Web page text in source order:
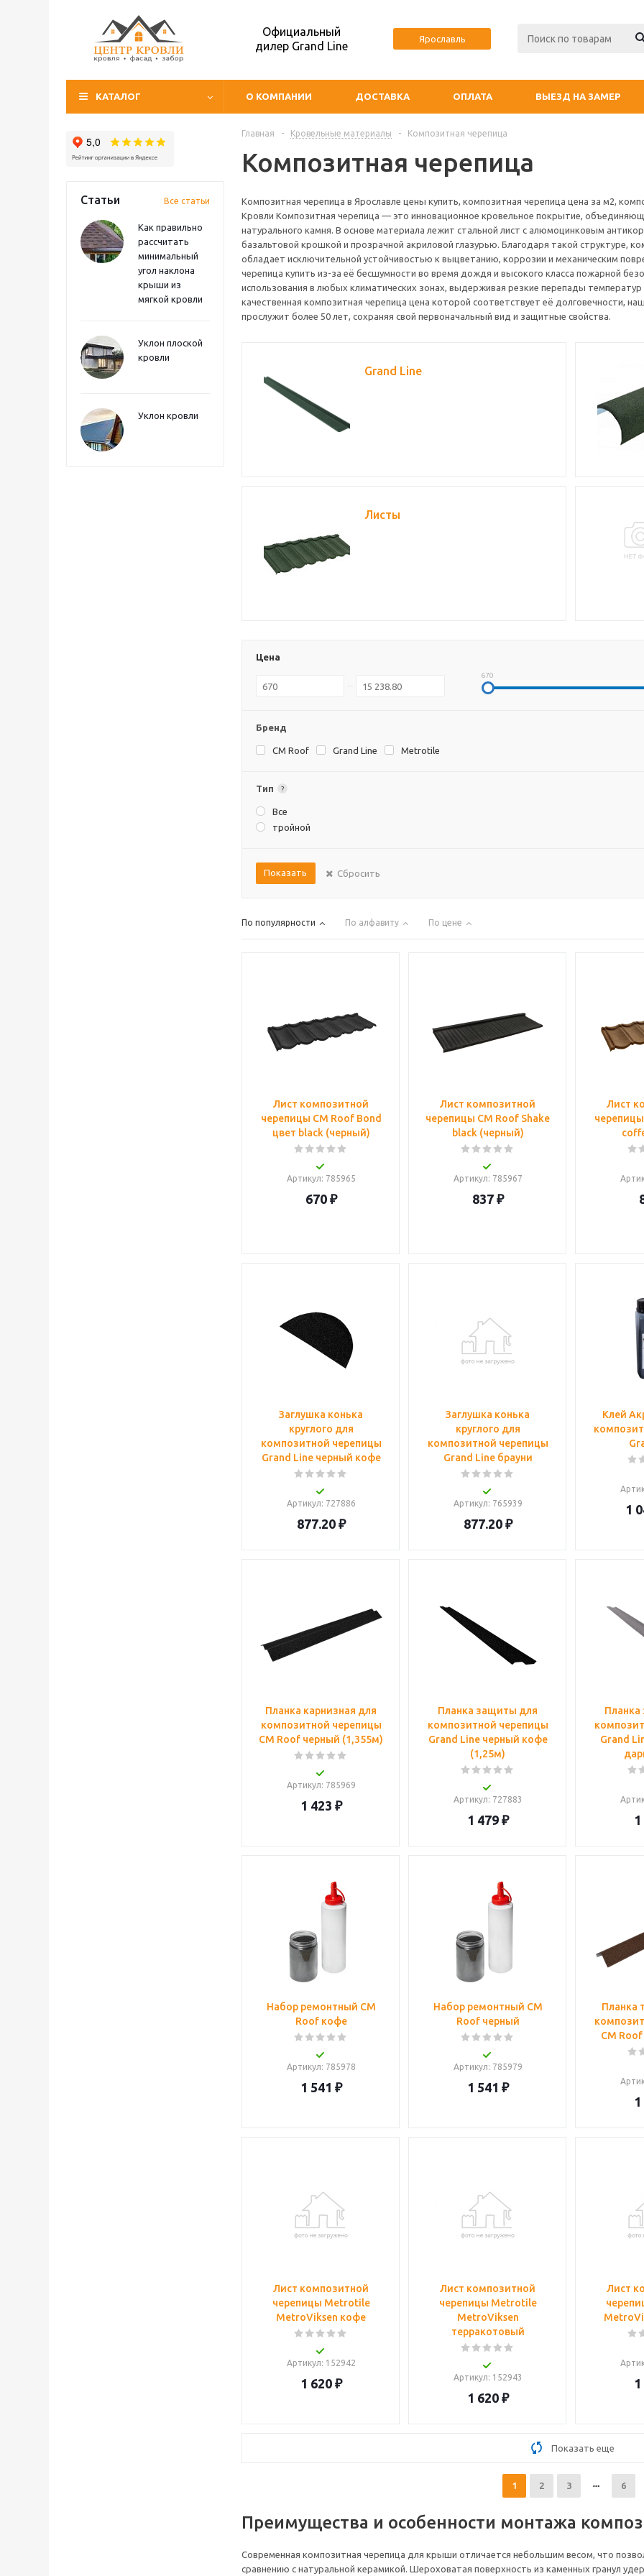
Официальный
дилер Grand Line
Ярославль
КАТАЛОГ О КОМПАНИИ ДОСТАВКА ОПЛАТА ВЫЕЗД НА ЗАМЕР
Статьи Все статьи
Как правильно
рассчитать
минимальный
угол наклона
крыши из
мягкой кровли
Уклон плоской
кровли
Уклон кровли
Главная - Кровельные материалы - Композитная черепица
Композитная черепица
Композитная черепица в Ярославле цены купить, композитная черепица цена за м2,
Кровли Композитная черепица — это инновационное кровельное покрытие,
натурального камня. В основе материала лежит стальной лист с алюмоцинковым
базальтовой крошкой и прозрачной акриловой глазурью. Благодаря такой структуре,
обладает исключительной устойчивостью к выцветанию, коррозии и механическим
черепица купить из-за её бесшумности во время дождя и высокого класса пожарной
использования в любых климатических зонах, выдерживая резкие перепады температур
качественная композитная черепица цена которой соответствует её долговечности,
прослужит более 50 лет, сохраняя свой первоначальный вид и защитные свойства.
Grand Line
Листы
Цена
670
Бренд
CM Roof Grand Line Metrotile
Тип ?
Все
тройной
Показать Сбросить
По популярности По алфавиту По цене
Лист композитной
черепицы CM Roof Bond
цвет black (черный)
Артикул: 785965
670₽
Лист композитной
черепицы CM Roof Shake
black (черный)
Артикул: 785967
837₽
Лист
Заглушка конька
круглого для
композитной черепицы
Grand Line черный кофе
Артикул: 727886
877.20₽
Заглушка конька
круглого для
композитной черепицы
Grand Line брауни
Артикул: 765939
877.20₽
Клей
1
Планка карнизная для
композитной черепицы
CM Roof черный (1,355м)
Артикул: 785969
1 423 ₽
Планка защиты для
композитной черепицы
Grand Line черный кофе
(1,25м)
Артикул: 727883
1 479₽
Grand
Набор ремонтный CM
Roof кофе
Артикул: 785978
1 541 ₽
Набор ремонтный CM
Roof черный
Артикул: 785979
1 541 ₽
Планка
CM
Лист композитной
черепицы Metrotile
MetroViksen кофе
Артикул: 152942
1 620₽
Лист композитной
черепицы Metrotile
MetroViksen
терракотовый
Артикул: 152943
1 620₽
Лист
Показать еще
1 2 3 6
Преимущества и особенности монтажа
Современная композитная черепица для крыши отличается небольшим весом, что
сравнению с натуральной керамикой. Шероховатая поверхность из каменных гранул